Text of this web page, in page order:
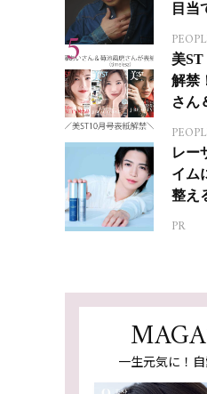
目当
ジカ
美ST
解禁
さん
レー
イム
整え
PR
一生元気に！